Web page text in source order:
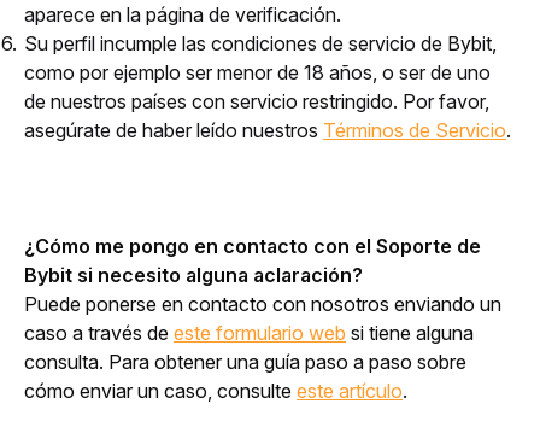
aparece en la página de verificación.
Su perfil incumple las condiciones de servicio de Bybit,
como por ejemplo ser menor de 18 años, o ser de uno
de nuestros países con servicio restringido. Por favor,
asegúrate de haber leído nuestros Términos de Servicio.
¿Cómo me pongo en contacto con el Soporte de
Bybit si necesito alguna aclaración?
Puede ponerse en contacto con nosotros enviando un
caso a través de este formulario web si tiene alguna
consulta. Para obtener una guía paso a paso sobre
cómo enviar un caso, consulte este artículo.